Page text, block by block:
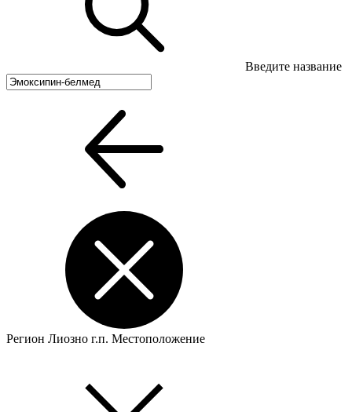
Введите название
Регион Лиозно г.п. Местоположение